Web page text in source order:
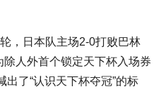
，日本队主场2-0打败巴林
人外首个锁定天下杯入场券
了“认识天下杯夺冠”的标